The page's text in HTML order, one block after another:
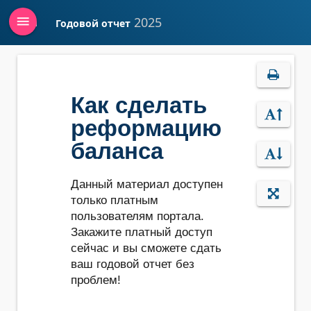
Войти Годовой отчет 2025
menu
Как сделать
реформацию
баланса
Данный материал доступен
только платным
пользователям портала.
Закажите платный доступ
сейчас и вы сможете сдать
ваш годовой отчет без
проблем!